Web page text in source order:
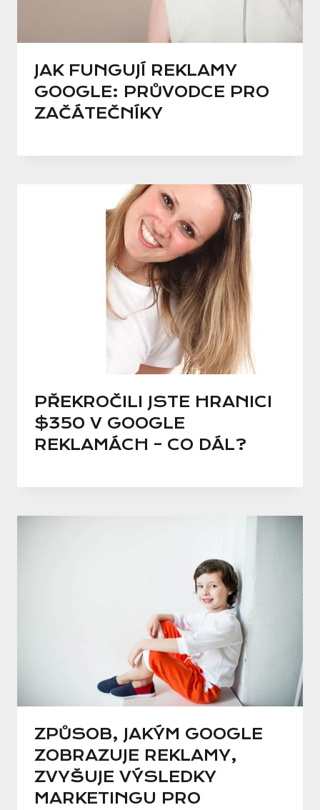
JAK FUNGUJÍ REKLAMY
GOOGLE: PRŮVODCE PRO
ZAČÁTEČNÍKY
PŘEKROČILI JSTE HRANICI
$350 V GOOGLE
REKLAMÁCH – CO DÁL?
ZPŮSOB, JAKÝM GOOGLE
ZOBRAZUJE REKLAMY,
ZVYŠUJE VÝSLEDKY
MARKETINGU PRO